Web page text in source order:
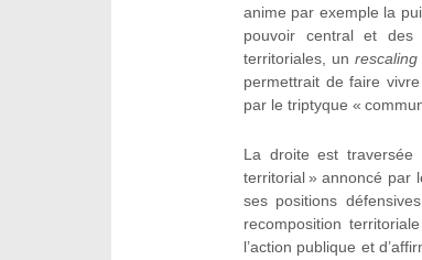
anime par exemple la
pouvoir central et des
territoriales, un rescaling
permettrait de faire
par le triptyque «
La droite est traversée
territorial » annoncé par
ses positions
recomposition
l’action publique et